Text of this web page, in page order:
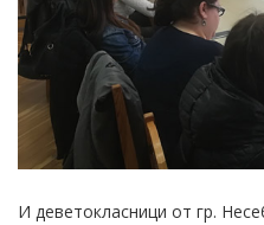
И деветокласници от гр.